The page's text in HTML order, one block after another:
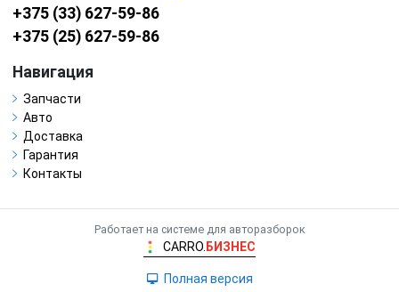
+375 (33) 627-59-86
+375 (25) 627-59-86
Навигация
Запчасти
Авто
Доставка
Гарантия
Контакты
Работает на системе для авторазборок
CARRO. БИЗНЕС
Полная версия